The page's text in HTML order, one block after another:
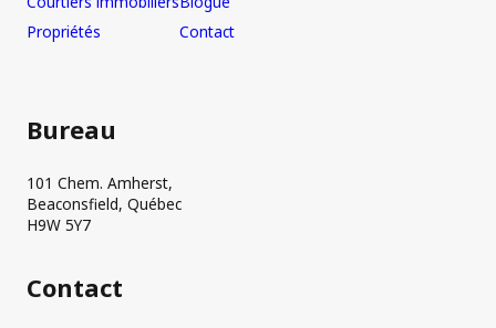
Propriétés
Contact
Bureau
101 Chem. Amherst,
Beaconsfield, Québec
H9W 5Y7
Contact